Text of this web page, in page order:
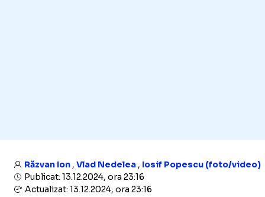
Răzvan Ion, Vlad Nedelea , Iosif Popescu (foto/video)
Publicat: 13.12.2024, ora 23:16
Actualizat: 13.12.2024, ora 23:16